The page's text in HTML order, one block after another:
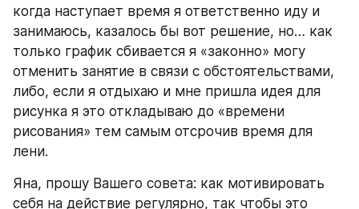
когда наступает время я ответственно иду и
занимаюсь, казалось бы вот решение, но… как
только график сбивается я «законно» могу
отменить занятие в связи с обстоятельствами,
либо, если я отдыхаю и мне пришла идея для
рисунка я это откладываю до «времени
рисования» тем самым отсрочив время для
лени.
Яна, прошу Вашего совета: как мотивировать
себя на действие регулярно, так чтобы это